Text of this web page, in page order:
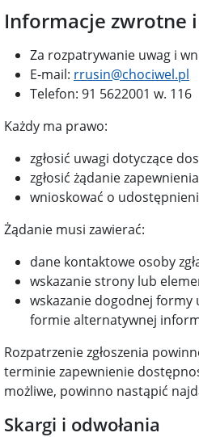
Informacje zwrotne
Za rozpatrywanie uwag i
E-mail: rrusin@chociwel.pl
Telefon: 91 5622001 w. 116
Każdy ma prawo:
zgłosić uwagi dotyczące
zgłosić żądanie
wnioskować o
Żądanie musi zawierać:
dane kontaktowe osoby
wskazanie strony lub
wskazanie dogodnej
formie alternatywnej
Rozpatrzenie zgłoszenia
terminie zapewnienie
możliwe, powinno nastąpić
Skargi i odwołania